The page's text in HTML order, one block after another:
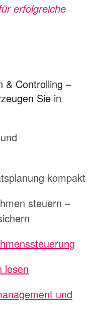
erfolgreiche
& Controlling –
Sie in
kompakt
steuern –
lesen
und